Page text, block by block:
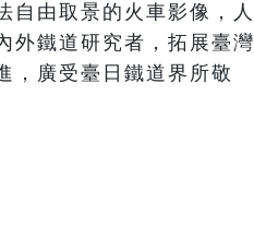
自由取景的火車影像，人
外鐵道研究者，拓展臺灣
，廣受臺日鐵道界所敬